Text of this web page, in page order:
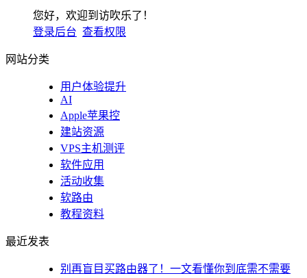
您好，欢迎到访吹乐了！
登录后台 查看权限
网站分类
用户体验提升
AI
Apple苹果控
建站资源
VPS主机测评
软件应用
活动收集
软路由
教程资料
最近发表
别再盲目买路由器了！一文看懂你到底需不需要